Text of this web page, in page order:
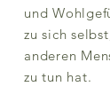
und
zu sich
anderen
zu tun hat.